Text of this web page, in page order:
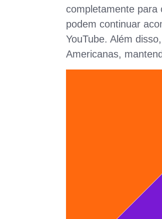
completamente para
podem continuar
YouTube. Além
Americanas,